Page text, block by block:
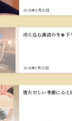
2026年4月20日
冷え込む諏訪の冬❄️ 下
2026年1月25日
慌ただしい季節に心と